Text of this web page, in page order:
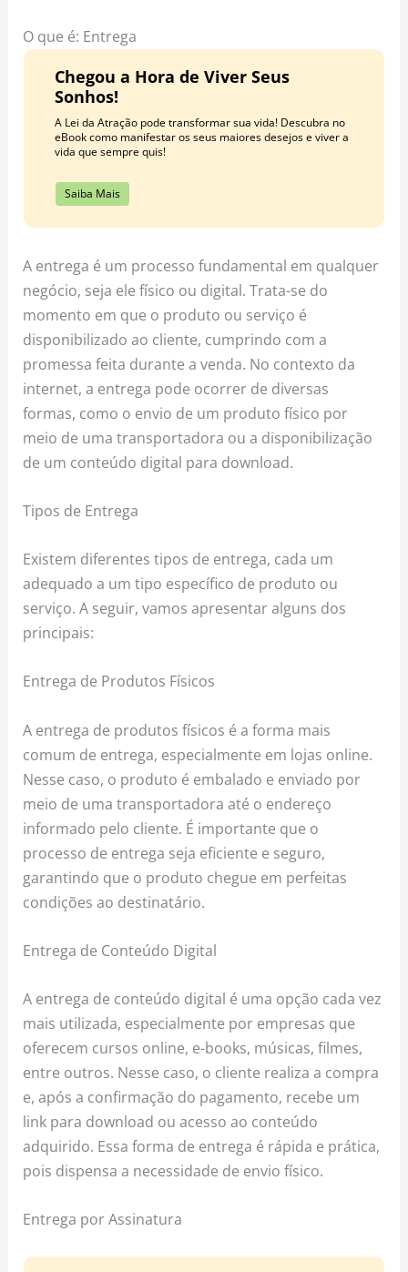
m t
O que é: Entrega
Chegou a Hora de Viver Seus
Sonhos!
A Lei da Atração pode transformar sua vida! Descubra no
eBook como manifestar os seus maiores desejos e viver a
vida que sempre quis!
Saiba Mais
A entrega é um processo fundamental em qualquer
negócio, seja ele físico ou digital. Trata-se do
momento em que o produto ou serviço é
disponibilizado ao cliente, cumprindo com a
promessa feita durante a venda. No contexto da
internet, a entrega pode ocorrer de diversas
formas, como o envio de um produto físico por
meio de uma transportadora ou a disponibilização
de um conteúdo digital para download.
Tipos de Entrega
Existem diferentes tipos de entrega, cada um
adequado a um tipo específico de produto ou
serviço. A seguir, vamos apresentar alguns dos
principais:
Entrega de Produtos Físicos
A entrega de produtos físicos é a forma mais
comum de entrega, especialmente em lojas online.
Nesse caso, o produto é embalado e enviado por
meio de uma transportadora até o endereço
informado pelo cliente. É importante que o
processo de entrega seja eficiente e seguro,
garantindo que o produto chegue em perfeitas
condições ao destinatário.
Entrega de Conteúdo Digital
A entrega de conteúdo digital é uma opção cada vez
mais utilizada, especialmente por empresas que
oferecem cursos online, e-books, músicas, filmes,
entre outros. Nesse caso, o cliente realiza a compra
e, após a confirmação do pagamento, recebe um
link para download ou acesso ao conteúdo
adquirido. Essa forma de entrega é rápida e prática,
pois dispensa a necessidade de envio físico.
Entrega por Assinatura